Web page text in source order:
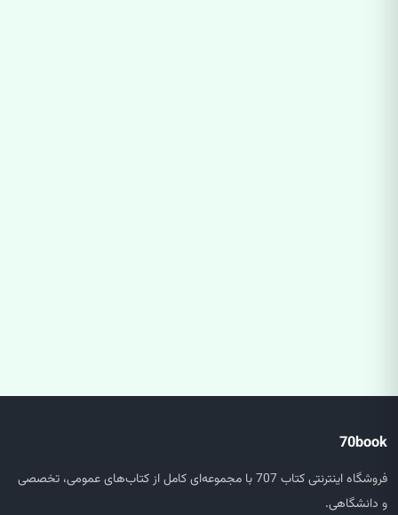
70book
فروشگاه اینترنتی کتاب 707 با مجموعه‌ای کامل از کتاب‌های عمومی، تخصصی
و دانشگاهی.